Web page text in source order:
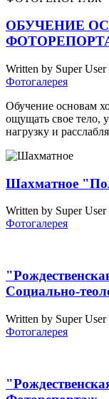
ОБУЧЕНИЕ
Written by Super User
Фотогалерея
Обучение основам
ощущать свое тело,
нагрузку и
Шахматное
Written by Super User
Фотогалерея
Социально-
Written by Super User
Фотогалерея